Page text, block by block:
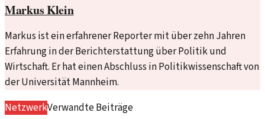
Markus Klein
Markus ist ein erfahrener Reporter mit über zehn Jahren
Erfahrung in der Berichterstattung über Politik und
Wirtschaft. Er hat einen Abschluss in Politikwissenschaft von
der Universität Mannheim.
NetzwerkVerwandte Beiträge